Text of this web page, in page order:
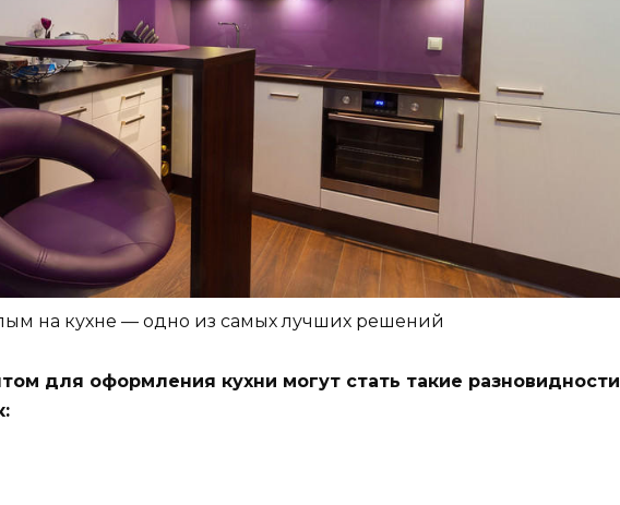
на кухне — одно из самых лучших решений
для оформления кухни могут стать такие разновидности